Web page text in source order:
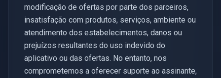
modificação de ofertas por parte dos parceiros,
insatisfação com produtos, serviços, ambiente ou
atendimento dos estabelecimentos, danos ou
prejuízos resultantes do uso indevido do
aplicativo ou das ofertas. No entanto, nos
comprometemos a oferecer suporte ao assinante,